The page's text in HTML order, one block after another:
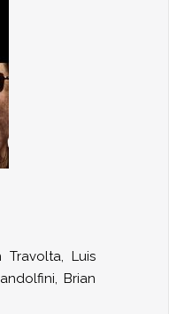
Travolta, Luis
,Brian